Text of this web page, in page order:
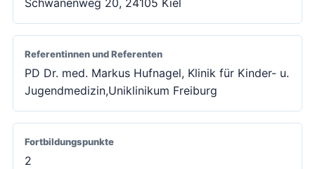
Schwanenweg 20, 24105 Kiel
Referentinnen und Referenten
PD Dr. med. Markus Hufnagel, Klinik für Kinder- u.
Jugendmedizin,Uniklinikum Freiburg
Fortbildungspunkte
2